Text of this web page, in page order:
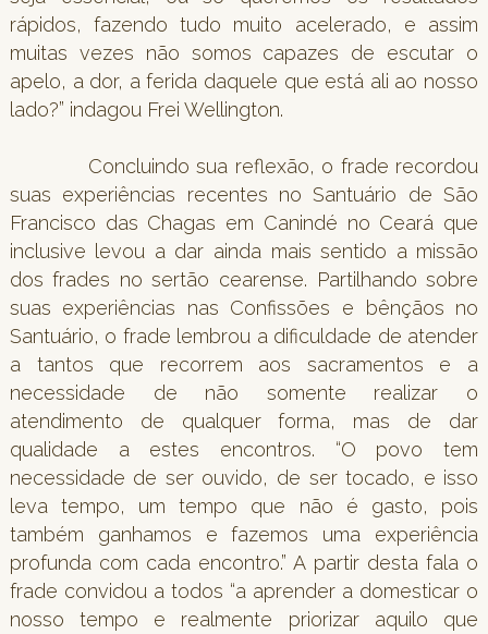
rápidos, fazendo tudo muito acelerado, e assim
muitas vezes não somos capazes de escutar o
apelo, a dor, a ferida daquele que está ali ao nosso
lado?” indagou Frei Wellington.
Concluindo sua reflexão, o frade recordou
suas experiências recentes no Santuário de São
Francisco das Chagas em Canindé no Ceará que
inclusive levou a dar ainda mais sentido a missão
dos frades no sertão cearense. Partilhando sobre
suas experiências nas Confissões e bênçãos no
Santuário, o frade lembrou a dificuldade de atender
a tantos que recorrem aos sacramentos e a
necessidade de não somente realizar o
atendimento de qualquer forma, mas de dar
qualidade a estes encontros. “O povo tem
necessidade de ser ouvido, de ser tocado, e isso
leva tempo, um tempo que não é gasto, pois
também ganhamos e fazemos uma experiência
profunda com cada encontro.” A partir desta fala o
frade convidou a todos “a aprender a domesticar o
nosso tempo e realmente priorizar aquilo que